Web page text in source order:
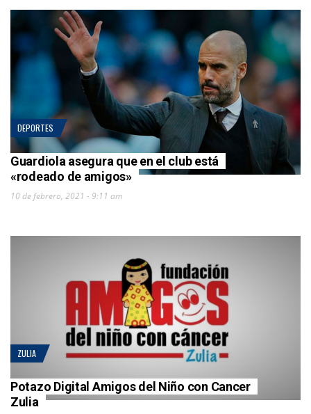
DEPORTES
Guardiola asegura que en el club está
«rodeado de amigos»
10 de febrero, 2021 - 9:11 am
ZULIA
Potazo Digital Amigos del Niño con Cancer
Zulia